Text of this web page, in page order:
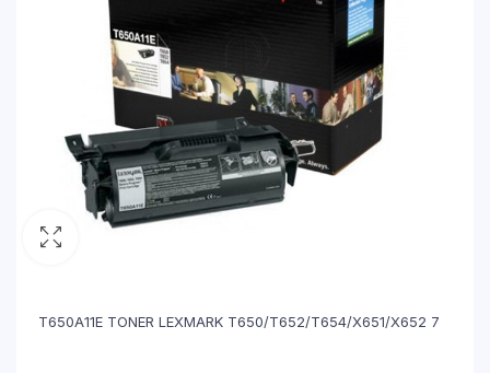
T650A11E TONER LEXMARK T650/T652/T654/X651/X652 7